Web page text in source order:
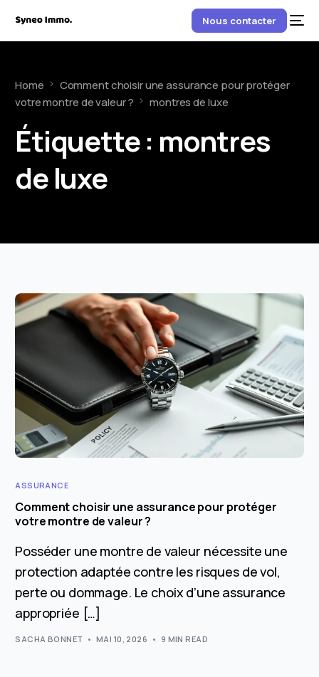
Nous contacter
Home
Comment choisir une assurance pour protéger
votre montre de valeur ?
montres de luxe
Étiquette : montres
de luxe
ASSURANCE
Comment choisir une assurance pour protéger
votre montre de valeur ?
Posséder une montre de valeur nécessite une
protection adaptée contre les risques de vol,
perte ou dommage. Le choix d’une assurance
appropriée […]
SACHA BONNET MAI 10, 2026 9 MIN READ